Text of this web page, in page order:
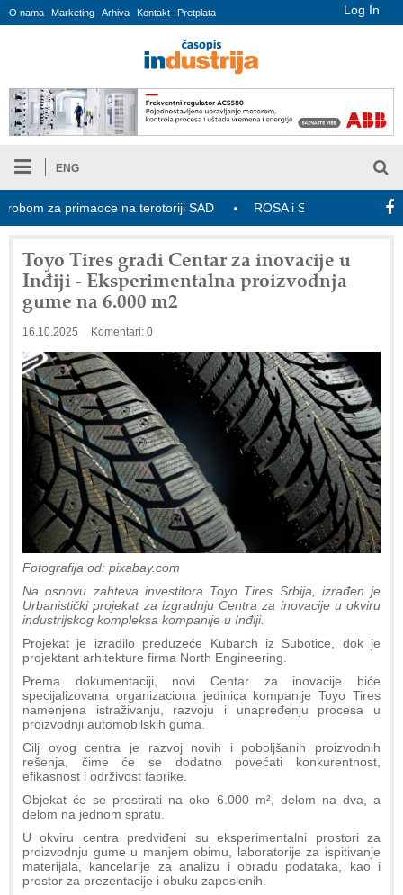
Log In
O nama Marketing Arhiva Kontakt Pretplata
ENG
za primaoce na terotoriji SAD ROSA i SCHUNK podižu
Toyo Tires gradi Centar za inovacije u
Inđiji - Eksperimentalna proizvodnja
gume na 6.000 m2
16.10.2025 Komentari: 0
Fotografija od: pixabay.com
Na osnovu zahteva investitora Toyo Tires Srbija, izrađen je
Urbanistički projekat za izgradnju Centra za inovacije u okviru
industrijskog kompleksa kompanije u Inđiji.
Projekat je izradilo preduzeće Kubarch iz Subotice, dok je
projektant arhitekture firma North Engineering.
Prema dokumentaciji, novi Centar za inovacije biće
specijalizovana organizaciona jedinica kompanije Toyo Tires
namenjena istraživanju, razvoju i unapređenju procesa u
proizvodnji automobilskih guma.
Cilj ovog centra je razvoj novih i poboljšanih proizvodnih
rešenja, čime će se dodatno povećati konkurentnost,
efikasnost i održivost fabrike.
Objekat će se prostirati na oko 6.000 m², delom na dva, a
delom na jednom spratu.
U okviru centra predviđeni su eksperimentalni prostori za
proizvodnju gume u manjem obimu, laboratorije za ispitivanje
materijala, kancelarije za analizu i obradu podataka, kao i
prostor za prezentacije i obuku zaposlenih.